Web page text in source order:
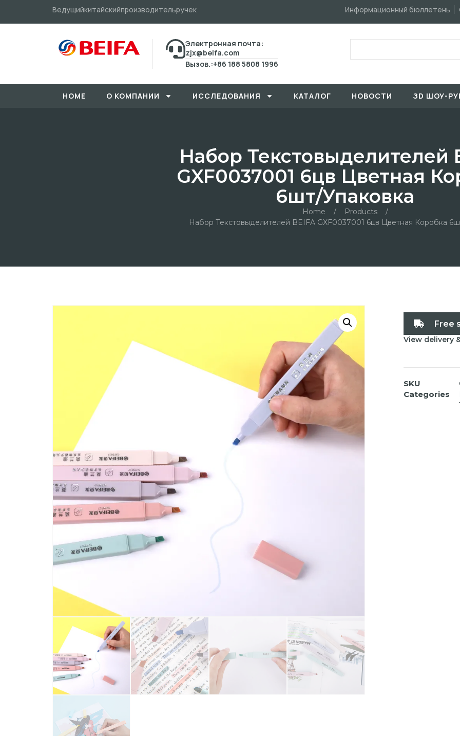
Ведущийкитайскийпроизводительручек Информационный бюллетень
Электронная почта:
zjx@beifa.com
Вызов.:+86 188 5808 1996
HOME О КОМПАНИИ ИССЛЕДОВАHИЯ КАТАЛОГ HОBOCTИ ЗD ШОУ-
Набор Текстовыделителей
GXF0037001 6цв Цветная
6шт/упаковка
Home / Products
/
Набор Текстовыделителей BEIFA GXF0037001 6цв Цветная Коробка
Free
View delivery
SKU
Categories